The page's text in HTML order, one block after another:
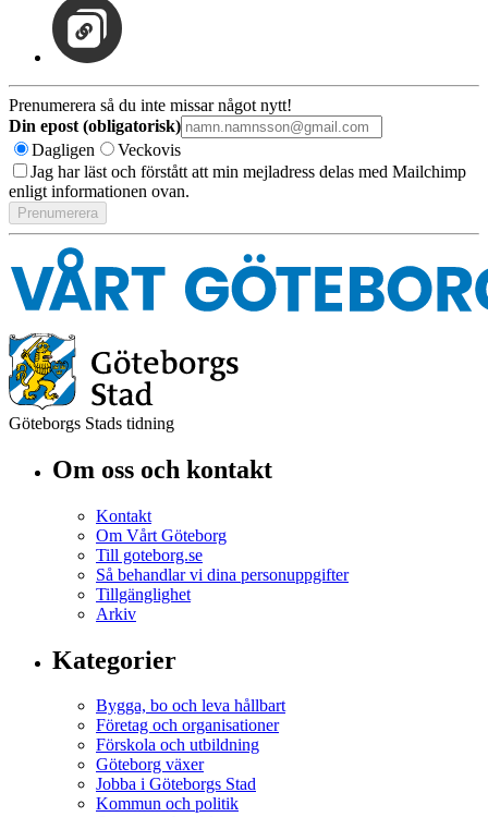
Prenumerera så du inte missar något nytt!
Din epost (obligatorisk)
Dagligen
Veckovis
Jag har läst och förstått att min mejladress delas med Mailchimp
enligt informationen ovan.
Göteborgs Stads tidning
Om oss och kontakt
Kontakt
Om Vårt Göteborg
Till goteborg.se
Så behandlar vi dina personuppgifter
Tillgänglighet
Arkiv
Kategorier
Bygga, bo och leva hållbart
Företag och organisationer
Förskola och utbildning
Göteborg växer
Jobba i Göteborgs Stad
Kommun och politik